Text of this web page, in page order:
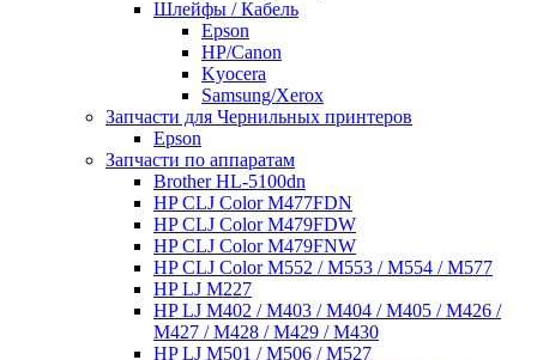
Шлейфы / Кабель
Epson
HP/Canon
Kyocera
Samsung/Xerox
Запчасти для Чернильных принтеров
Epson
Запчасти по аппаратам
Brother HL-5100dn
HP CLJ Color M477FDN
HP CLJ Color M479FDW
HP CLJ Color M479FNW
HP CLJ Color M552 / M553 / M554 / M577
HP LJ M227
HP LJ M402 / M403 / M404 / M405 / M426 /
M427 / M428 / M429 / M430
HP LJ M501 / M506 / M527